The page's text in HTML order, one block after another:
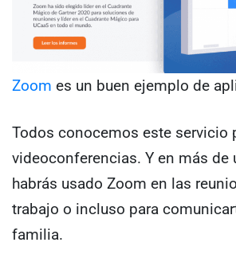
Zoom es un buen ejemplo de
Todos conocemos este servicio
videoconferencias. Y en más de
habrás usado Zoom en las
trabajo o incluso para
familia.